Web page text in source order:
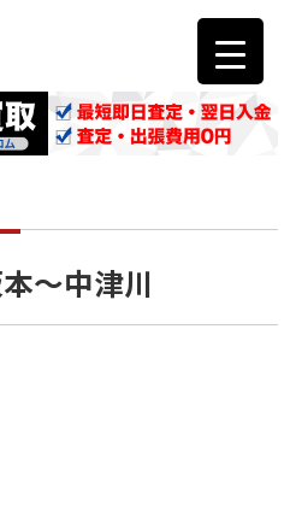
〜中津川